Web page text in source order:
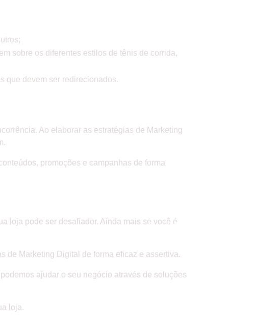
sobre os diferentes estilos de tênis de corrida,
que devem ser redirecionados.
Ao elaborar as estratégias de Marketing
promoções e campanhas de forma
loja pode ser desafiador. Ainda mais se você é
de Marketing Digital de forma eficaz e assertiva.
ajudar o seu negócio através de soluções
loja.